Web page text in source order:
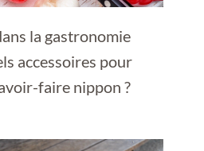
la gastronomie
accessoires pour
faire nippon ?